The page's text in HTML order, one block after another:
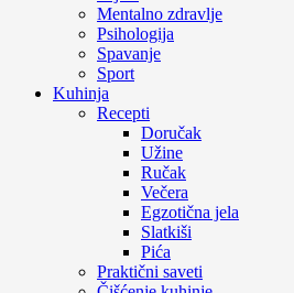
Mentalno zdravlje
Psihologija
Spavanje
Sport
Kuhinja
Recepti
Doručak
Užine
Ručak
Večera
Egzotična jela
Slatkiši
Pića
Praktični saveti